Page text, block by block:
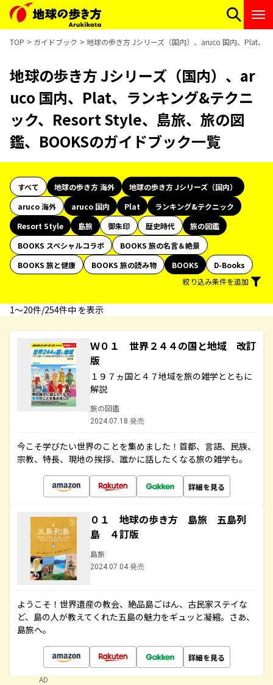
TOP ガイドブック 地球の歩き方 Jシリーズ（国内）、aruco 国内、Plat、
地球の歩き方 Jシリーズ（国内）、ar
uco 国内、Plat、ランキング&テクニ
ック、Resort Style、島旅、旅の図
鑑、BOOKSのガイドブック一覧
すべて 地球の歩き方 海外
地球の歩き方 Jシリーズ（国内）
aruco 海外
aruco 国内 Plat
ランキング&テクニック
Resort Style
島旅 御朱印 歴史時代
旅の図鑑
BOOKS スペシャルコラボ
BOOKS 旅の名言＆絶景
BOOKS 旅と健康
BOOKS 旅の読み物 BOOKS
D-Books
絞り込み条件を追加
1〜20件/254件中 を表示
Ｗ０１ 世界２４４の国と地域 改訂
版
１９７ヵ国と４７地域を旅の雑学とともに
解説
旅の図鑑
2024.07.18 発売
今こそ学びたい世界のことを集めました！首都、言語、民族、
宗教、特長、現地の挨拶、誰かに話したくなる旅の雑学も。
詳細を見る
０１ 地球の歩き方 島旅 五島列
島 ４訂版
島旅
2024.07.04 発売
ようこそ！世界遺産の教会、絶品島ごはん、古民家ステイな
ど、島の人が教えてくれた五島の魅力をギュッと凝縮。さあ、
島旅へ。
詳細を見る
AD